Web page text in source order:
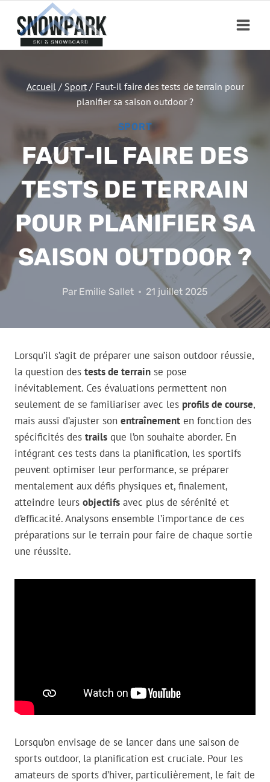
contenu
Accueil / Sport / Faut-il faire des tests de terrain pour
planifier sa saison outdoor ?
SPORT
FAUT-IL FAIRE DES
TESTS DE TERRAIN
POUR PLANIFIER SA
SAISON OUTDOOR ?
Par Emilie Sallet 21 juillet 2025
Lorsqu’il s’agit de préparer une saison outdoor réussie,
la question des tests de terrain se pose
inévitablement. Ces évaluations permettent non
seulement de se familiariser avec les profils de course,
mais aussi d’ajuster son entraînement en fonction des
spécificités des trails que l’on souhaite aborder. En
intégrant ces tests dans la planification, les sportifs
peuvent optimiser leur performance, se préparer
mentalement aux défis physiques et, finalement,
atteindre leurs objectifs avec plus de sérénité et
d’efficacité. Analysons ensemble l’importance de ces
préparations sur le terrain pour faire de chaque sortie
une réussite.
Lorsqu’on envisage de se lancer dans une saison de
sports outdoor, la planification est cruciale. Pour les
amateurs de sports d’hiver, particulièrement, le fait de